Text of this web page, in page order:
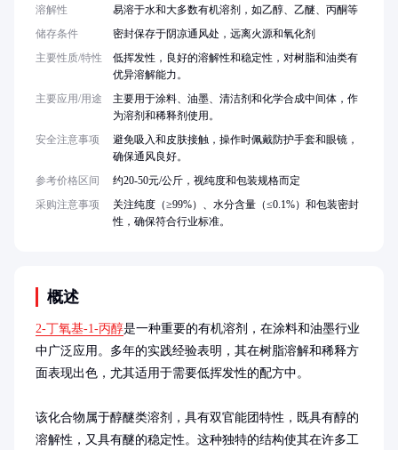
概述
2-丁氧基-1-丙醇是一种重要的有机溶剂，在涂料和油墨行业
中广泛应用。多年的实践经验表明，其在树脂溶解和稀释方
面表现出色，尤其适用于需要低挥发性的配方中。
该化合物属于醇醚类溶剂，具有双官能团特性，既具有醇的
溶解性，又具有醚的稳定性。这种独特的结构使其在许多工
溶解性
易溶于水和大多数有机溶剂，如乙醇、乙醚、丙酮等
储存条件
密封保存于阴凉通风处，远离火源和氧化剂
主要性质/特性
低挥发性，良好的溶解性和稳定性，对树脂和油类有
优异溶解能力。
主要应用/用途
主要用于涂料、油墨、清洁剂和化学合成中间体，作
为溶剂和稀释剂使用。
安全注意事项
避免吸入和皮肤接触，操作时佩戴防护手套和眼镜，
确保通风良好。
参考价格区间
约20-50元/公斤，视纯度和包装规格而定
采购注意事项
关注纯度（≥99%）、水分含量（≤0.1%）和包装密封
性，确保符合行业标准。